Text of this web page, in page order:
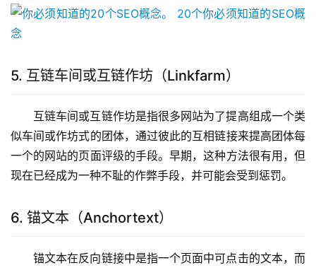
5. 互链车间或互链作坊（Linkfarm）
互链车间或互链作坊是指很多网站为了提高组成一个类
似车间或作坊式的团体，通过彼此的互相链接来提高团体每
一个的网站的页面评级的手段。早期，这种方法很有用，但
现在已经成为一种不耻的作弊手段，并可能会受到惩罚。
6. 锚文本（Anchortext）
锚文本在反向链接中是指一个页面中可点击的文本，而